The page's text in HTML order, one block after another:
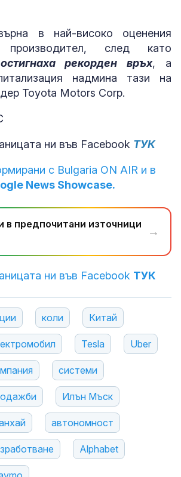
в най-високо оценения
производител, след като
рекорден връх, а
надмина тази на
Toyota Motors Corp.
ни във Facebook ТУК
с Bulgaria ON AIR и в
News Showcase.
в предпочитани източници
→
ни във Facebook ТУК
коли Китай
Tesla Uber
системи
Илън Мъск
автономност
Alphabet